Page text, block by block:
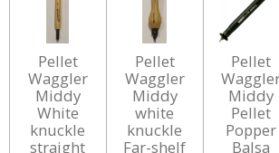
Pellet
Waggler
Middy
White
knuckle
straight
Pellet
Waggler
Middy
white
knuckle
Far-shelf
Pellet
Middy
Pellet
Popper
Balsa